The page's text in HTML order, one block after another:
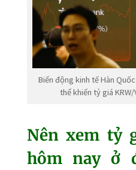
Biến động kinh tế Hàn
thể khiến tỷ giá
Nên xem tỷ
hôm nay ở